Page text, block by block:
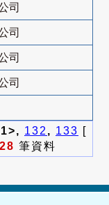
司
司
司
司
132 , 133 [
筆資料